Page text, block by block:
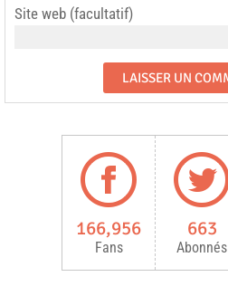
Site web (facultatif)
166,956
Fans
663
Abonnés